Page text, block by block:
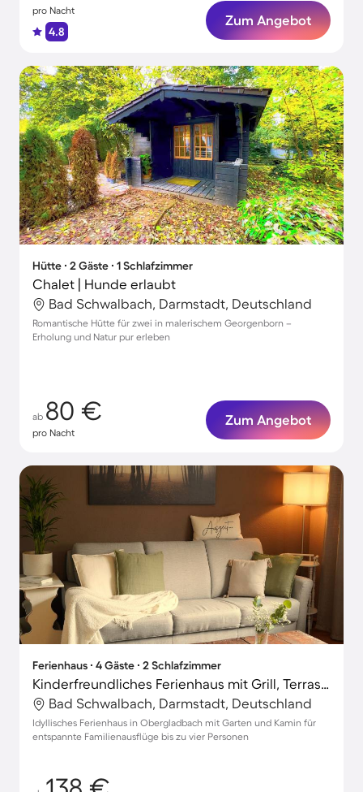
pro Nacht
4.8
Zum Angebot
Hütte ∙ 2 Gäste ∙ 1 Schlafzimmer
Chalet | Hunde erlaubt
Bad Schwalbach, Darmstadt, Deutschland
Romantische Hütte für zwei in malerischem Georgenborn –
Erholung und Natur pur erleben
ab 80 €
pro Nacht
Zum Angebot
Ferienhaus ∙ 4 Gäste ∙ 2 Schlafzimmer
Kinderfreundliches Ferienhaus mit Grill, Terrasse und Garten
Bad Schwalbach, Darmstadt, Deutschland
Idyllisches Ferienhaus in Obergladbach mit Garten und Kamin für
entspannte Familienausflüge bis zu vier Personen